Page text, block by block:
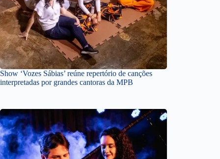
Show ‘Vozes Sábias’ reúne repertório de canções
interpretadas por grandes cantoras da MPB